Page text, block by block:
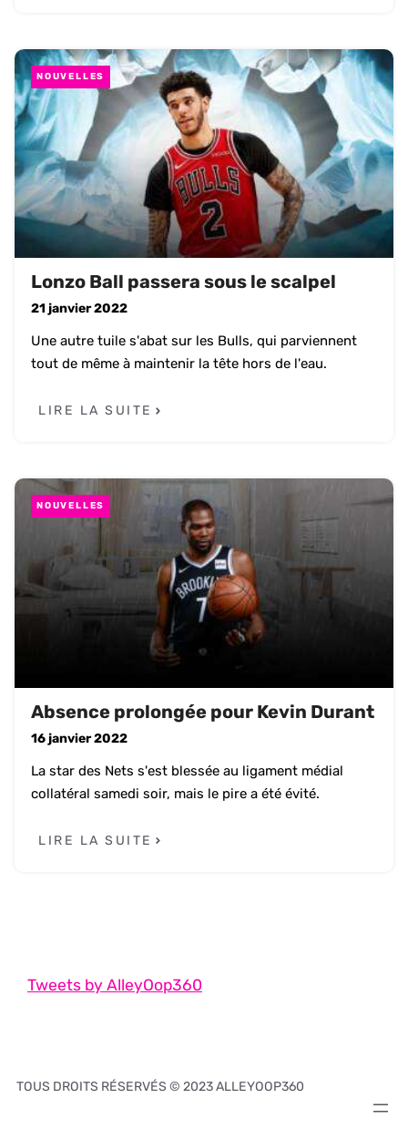
NOUVELLES
Lonzo Ball passera sous le scalpel
21 janvier 2022
Une autre tuile s'abat sur les Bulls, qui parviennent
tout de même à maintenir la tête hors de l'eau.
LIRE LA SUITE
NOUVELLES
Absence prolongée pour Kevin Durant
16 janvier 2022
La star des Nets s'est blessée au ligament médial
collatéral samedi soir, mais le pire a été évité.
LIRE LA SUITE
Tweets by AlleyOop360
TOUS DROITS RÉSERVÉS © 2023 ALLEYOOP360